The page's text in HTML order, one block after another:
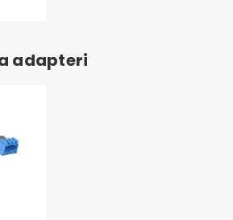
adapteri